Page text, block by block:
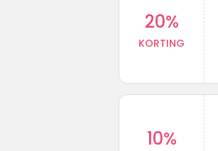
20%
KORTING
10%